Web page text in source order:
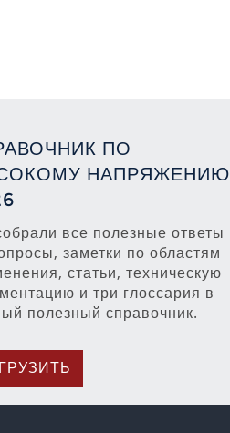
ПО
НАПРЯЖЕНИЮ
все полезные ответы
заметки по областям
статьи, техническую
и три глоссария в
полезный справочник.